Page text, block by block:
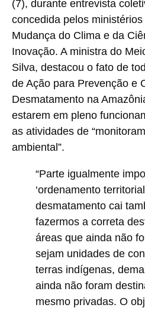
(7), durante entrevista
concedida pelos
Mudança do Clima e da
Inovação. A ministra do
Silva, destacou o fato de
de Ação para Prevenção e
Desmatamento na
estarem em pleno
as atividades de
ambiental”.
“Parte igualmente
‘ordenamento
desmatamento cai
fazermos a correta
áreas que ainda não
sejam unidades de
terras indígenas,
ainda não foram
mesmo privadas. O